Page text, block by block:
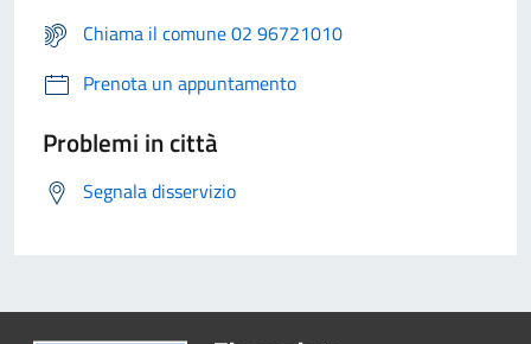
Chiama il comune 02 96721010
Prenota un appuntamento
Problemi in città
Segnala disservizio